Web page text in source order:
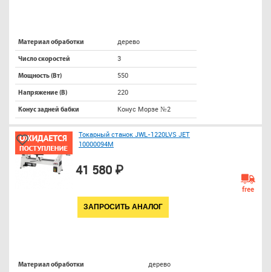
Материал обработки дерево
Число скоростей 3
Мощность (Вт) 550
Напряжение (В) 220
Конус задней бабки Конус Морзе №2
Токарный станок JWL-1220LVS JET
10000094M
41 580 ₽
ЗАПРОСИТЬ АНАЛОГ
free
Материал обработки дерево